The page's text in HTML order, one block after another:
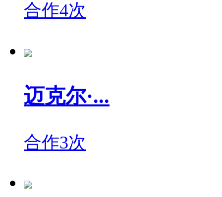
合作4次
迈克尔·...
合作3次